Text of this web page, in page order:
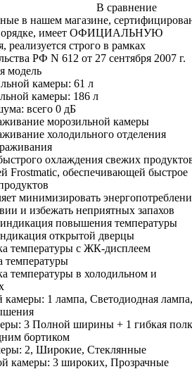
В сравнение
в нашем магазине,
порядке, имеет ОФИЦИАЛЬНУЮ
реализуется строго в рамках
РФ N 612 от 27 сентября 2007 г.
модель
камеры: 61 л
камеры: 186 л
всего 0 дБ
морозильной камеры
холодильного отделения
охлаждения свежих
Frostmatic, обеспечивающей быстрое
минимизировать
и избежать неприятных запахов
повышения температуры
открытой дверцы
температуры с ЖК-дисплеем
температуры
температуры в холодильном и
1 лампа, Светодиодная лампа,
3 Полной ширины + 1 гибкая
бортиком
2, Широкие, Стеклянные
камеры: 3 широких, Прозрачные